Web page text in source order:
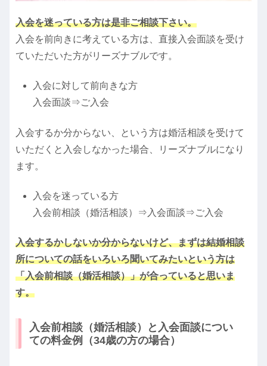
入会を迷っている方は是非ご相談下さい。
入会を前向きに考えている方は、直接入会面談を受け
ていただいた方がリーズナブルです。
入会に対して前向きな方
入会面談⇒ご入会
入会するか分からない、という方は婚活相談を受けて
いただくと入会しなかった場合、リーズナブルになり
ます。
入会を迷っている方
入会前相談（婚活相談）⇒入会面談⇒ご入会
入会するかしないか分からないけど、まずは結婚相談
所についての話をいろいろ聞いてみたいという方は
「入会前相談（婚活相談）」が合っていると思いま
す。
入会前相談（婚活相談）と入会面談につい
ての料金例（34歳の方の場合）